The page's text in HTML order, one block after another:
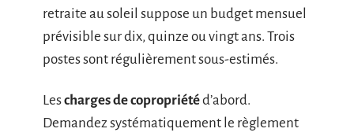
retraite au soleil suppose un budget mensuel
prévisible sur dix, quinze ou vingt ans. Trois
postes sont régulièrement sous-estimés.
Lescharges de copropriétéd’abord.
Demandez systématiquement le règlement